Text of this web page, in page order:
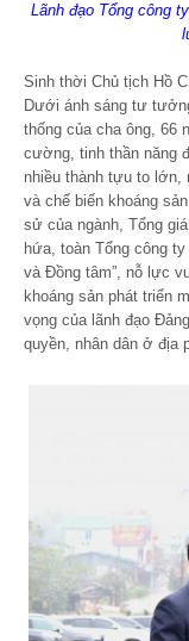
Lãnh đạo Tổng công
Sinh thời Chủ tịch Hồ
Dưới ánh sáng tư
thống của cha ông,
cường, tinh thần năng
nhiều thành tựu to lớn,
và chế biến khoáng
sử của ngành, Tổng
hứa, toàn Tổng công
và Đồng tâm”, nỗ lực
khoáng sản phát triển
vọng của lãnh đạo
quyền, nhân dân ở địa